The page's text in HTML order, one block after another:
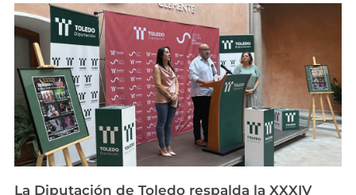
La Diputación de Toledo respalda la XXXIV